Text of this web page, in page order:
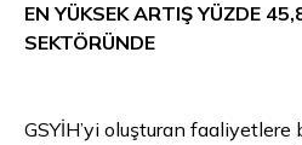
EN YÜKSEK ARTIŞ YÜZDE
SEKTÖRÜNDE
GSYİH’yi oluşturan faaliyetlere